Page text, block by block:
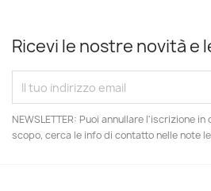
Ricevi le nostre novità e
NEWSLETTER: Puoi annullare l'iscrizione
scopo, cerca le info di contatto nelle note